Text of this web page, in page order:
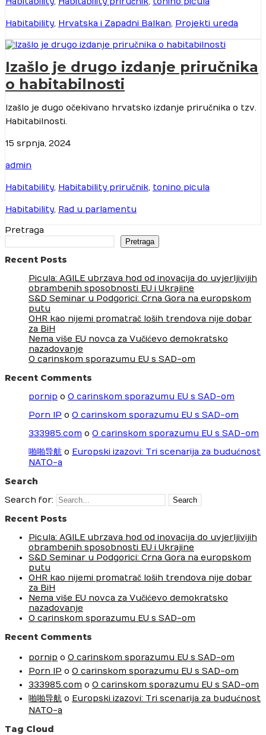
Habitability, Hrvatska i Zapadni Balkan, Projekti ureda
Izašlo je drugo izdanje priručnika
o habitabilnosti
Izašlo je dugo očekivano hrvatsko izdanje priručnika o tzv.
Habitabilnosti.
15 srpnja, 2024
admin
Habitability, Habitability priručnik, tonino picula
Habitability, Rad u parlamentu
Pretraga
Pretraga
Recent Posts
Picula: AGILE ubrzava hod od inovacija do uvjerljivijih
obrambenih sposobnosti EU i Ukrajine
S&D Seminar u Podgorici: Crna Gora na europskom
putu
OHR kao nijemi promatrač loših trendova nije dobar
za BiH
Nema više EU novca za Vučićevo demokratsko
nazadovanje
O carinskom sporazumu EU s SAD-om
Recent Comments
pornip o O carinskom sporazumu EU s SAD-om
Porn IP o O carinskom sporazumu EU s SAD-om
333985.com o O carinskom sporazumu EU s SAD-om
啪啪导航 o Europski izazovi: Tri scenarija za budućnost
NATO-a
Search
Search for:
Recent Posts
Picula: AGILE ubrzava hod od inovacija do uvjerljivijih
obrambenih sposobnosti EU i Ukrajine
S&D Seminar u Podgorici: Crna Gora na europskom
putu
OHR kao nijemi promatrač loših trendova nije dobar
za BiH
Nema više EU novca za Vučićevo demokratsko
nazadovanje
O carinskom sporazumu EU s SAD-om
Recent Comments
pornip o O carinskom sporazumu EU s SAD-om
Porn IP o O carinskom sporazumu EU s SAD-om
333985.com o O carinskom sporazumu EU s SAD-om
啪啪导航 o Europski izazovi: Tri scenarija za budućnost
NATO-a
Tag Cloud